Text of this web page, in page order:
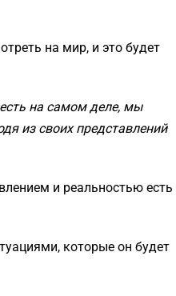
на мир, и это будет
на самом деле, мы
из своих представлений
и реальностью есть
которые он будет